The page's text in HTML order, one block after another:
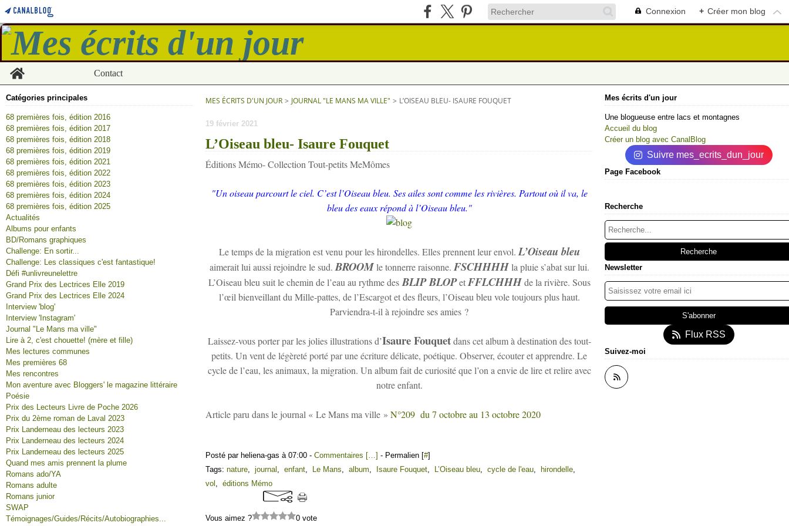
Connexion + Créer mon blog
Home
Contact
Catégories principales
68 premières fois, édition 2016
68 premières fois, édition 2017
68 premières fois, édition 2018
68 premières fois, édition 2019
68 premières fois, édition 2021
68 premières fois, édition 2022
68 premières fois, édition 2023
68 premières fois, édition 2024
68 premières fois, édition 2025
Actualités
Albums pour enfants
BD/Romans graphiques
Challenge: En sortir...
Challenge: Les classiques c'est fantastique!
Défi #unlivreunelettre
Grand Prix des Lectrices Elle 2019
Grand Prix des Lectrices Elle 2024
Interview 'blog'
Interview 'Instagram'
Journal "Le Mans ma ville"
Lire à 2, c'est chouette! (mère et fille)
Mes lectures communes
Mes premières 68
Mes rencontres
Mon aventure avec Bloggers' le magazine littéraire
Poésie
Prix des Lecteurs Livre de Poche 2026
Prix du 2ème roman de Laval 2023
Prix Landerneau des lecteurs 2023
Prix Landerneau des lecteurs 2024
Prix Landerneau des lecteurs 2025
Quand mes amis prennent la plume
Romans ado/YA
Romans adulte
Romans junior
SWAP
Témoignages/Guides/Récits/Autobiographies...
MES ÉCRITS D'UN JOUR > JOURNAL "LE MANS MA VILLE" > L’OISEAU BLEU- ISAURE FOUQUET
19 février 2021
L’Oiseau bleu- Isaure Fouquet
Éditions Mémo- Collection Tout-petits MeMômes
"Un oiseau parcourt le ciel. C’est l’Oiseau bleu. Ses ailes sont comme les rivières. Partout où il va, le
bleu des eaux répond à l’Oiseau bleu."
Le temps de la migration est venu pour les hirondelles. Elles prennent leur envol. L’Oiseau bleu
aimerait lui aussi rejoindre le sud. BROOMle tonnerre raisonne. FSCHHHHla pluie s’abat sur lui.
L’Oiseau bleu suit le chemin de l’eau au rythme des BLIP BLOPetFFLCHHHde la rivière. Sous
l’œil bienveillant du Mille-pattes, de l’Escargot et des fleurs, l’Oiseau bleu vole toujours plus haut.
Parviendra-t-il à rejoindre ses amies ?
Laissez-vous porter par les jolies illustrations d’Isaure Fouquetdans cet album à destination des tout-
petits. Un vent de légèreté porté par une écriture délicate, poétique. Observer, écouter et apprendre. Le
cycle de l’eau, les animaux, la migration. Un album fait de curiosité que l’on a envie de lire et relire avec
notre enfant.
Article paru dans le journal « Le Mans ma ville » N°209 du 7 octobre au 13 octobre 2020
Posté par heliena-gas à 07:00 - Commentaires […] - Permalien [#]
Tags: nature, journal , enfant, Le Mans, album, Isaure Fouquet, L’Oiseau bleu, cycle de l'eau, hirondelle,
vol , éditions Mémo
Vous aimez ? 0 vote
Mes écrits d'un jour
Une blogueuse entre lacs et montagnes
Accueil du blog
Créer un blog avec CanalBlog
Suivre mes_ecrits_dun_jour
Page Facebook
Recherche
Newsletter
Flux RSS
Suivez-moi